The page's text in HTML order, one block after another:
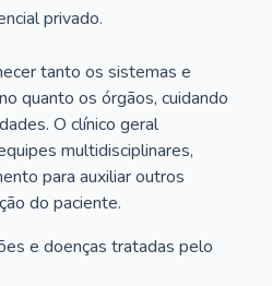
privado.
tanto os sistemas e
quanto os órgãos, cuidando
O clínico geral
multidisciplinares,
para auxiliar outros
do paciente.
e doenças tratadas pelo